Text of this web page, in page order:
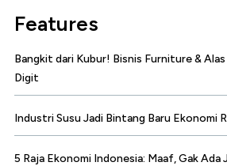
Features
Bangkit dari Kubur! Bisnis Furniture &
Digit
Industri Susu Jadi Bintang Baru Ekonomi
5 Raja Ekonomi Indonesia: Maaf, Gak Ada